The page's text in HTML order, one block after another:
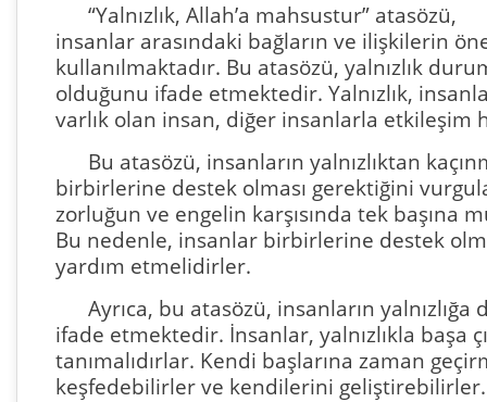
“Yalnızlık, Allah’a mahsustur” atasözü,
insanlar arasındaki bağların ve ilişkilerin
kullanılmaktadır. Bu atasözü, yalnızlık
olduğunu ifade etmektedir. Yalnızlık,
varlık olan insan, diğer insanlarla etkileşim
Bu atasözü, insanların yalnızlıktan
birbirlerine destek olması gerektiğini
zorluğun ve engelin karşısında tek
Bu nedenle, insanlar birbirlerine destek
yardım etmelidirler.
Ayrıca, bu atasözü, insanların
ifade etmektedir. İnsanlar, yalnızlıkla başa
tanımalıdırlar. Kendi başlarına zaman
keşfedebilirler ve kendilerini geliştirebilirler.